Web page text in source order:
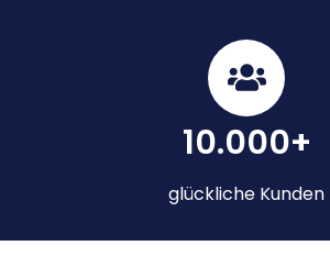
10.000+
glückliche Kunden